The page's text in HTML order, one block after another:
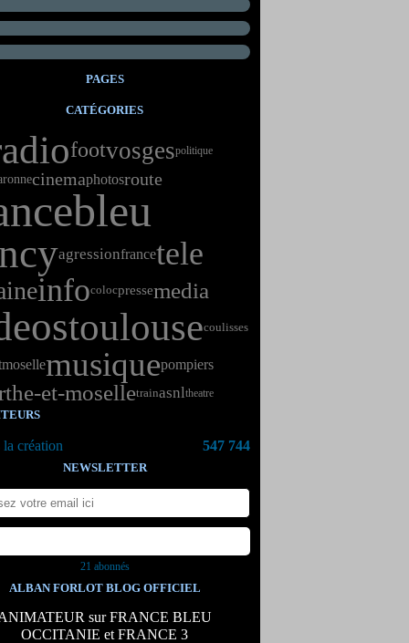
PAGES
CATÉGORIES
footvosgespolitique
cinemaphotosroute
agressionfrancetele
infocolocpressemedia
toulousecoulisses
mosellemusiquepompiers
et-moselletrainasnltheatre
création 547 744
NEWSLETTER
21 abonnés
ALBAN FORLOT BLOG OFFICIEL
sur FRANCE BLEU
OCCITANIE et FRANCE 3